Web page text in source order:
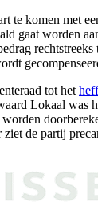
te komen met
gaat worden
tot het
Lokaal was
de partij